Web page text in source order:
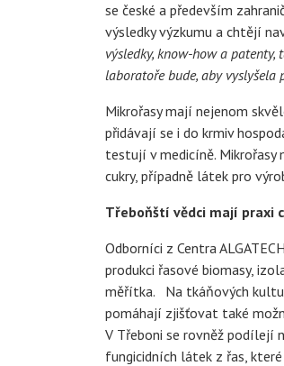
se české a především
výsledky výzkumu a chtějí
výsledky, know-how a
laboratoře bude, aby
Mikrořasy mají nejenom
přidávají se i do krmiv
testují v medicíně.
cukry, případně látek pro
Třeboňští vědci mají praxi
Odborníci z Centra
produkci řasové biomasy,
měřítka. Na tkáňových
pomáhají zjišťovat také
V Třeboni se rovněž podílejí
fungicidních látek z řas,